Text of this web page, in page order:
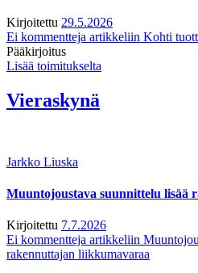
Kirjoitettu 29.5.2026
Ei kommentteja artikkeliin Kohti
Pääkirjoitus
Lisää toimitukselta
Vieraskynä
Jarkko Liuska
Muuntojoustava suunnittelu lisää
Kirjoitettu 7.7.2026
Ei kommentteja artikkeliin
rakennuttajan liikkumavaraa